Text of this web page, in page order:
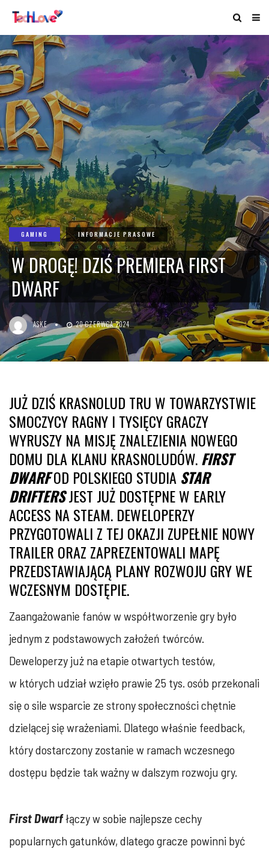
GAMING INFORMACJE PRASOWE
W DROGĘ! DZIŚ PREMIERA FIRST
DWARF
ASKE 20 CZERWCA 2024
JUŻ DZIŚ KRASNOLUD TRU W TOWARZYSTWIE
SMOCZYCY RAGNY I TYSIĘCY GRACZY
WYRUSZY NA MISJĘ ZNALEZIENIA NOWEGO
DOMU DLA KLANU KRASNOLUDÓW.FIRST
DWARFOD POLSKIEGO STUDIA STAR
DRIFTERSJEST JUŻ DOSTĘPNE W EARLY
ACCESS NA STEAM. DEWELOPERZY
PRZYGOTOWALI Z TEJ OKAZJI ZUPEŁNIE NOWY
TRAILER ORAZ ZAPREZENTOWALI MAPĘ
PRZEDSTAWIAJĄCĄ PLANY ROZWOJU GRYWE
WCZESNYM DOSTĘPIE.
Zaangażowanie fanów w współtworzenie gry było
jednym z podstawowych założeń twórców.
Deweloperzy już na etapie otwartych testów,
w których udział wzięło prawie 25 tys. osób przekonali
się o sile wsparcie ze strony społeczności chętnie
dzielącej się wrażeniami. Dlatego właśnie feedback,
który dostarczony zostanie w ramach wczesnego
dostępu będzie tak ważny w dalszym rozwoju gry.
First Dwarfłączy w sobie najlepsze cechy
popularnych gatunków, dlatego gracze powinni być